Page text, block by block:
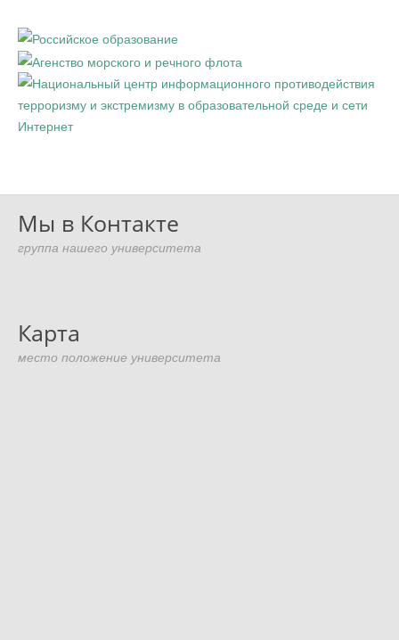
Мы в Контакте
группа нашего университета
Карта
место положение университета